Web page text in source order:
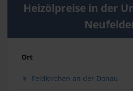
Heizölpreise in der
Ort
Feldkirchen an der Donau